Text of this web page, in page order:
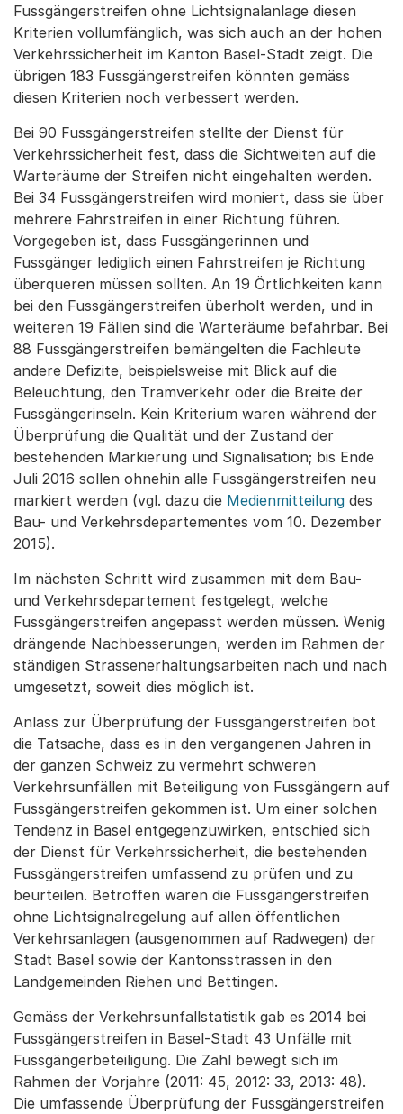
Fussgängerstreifen ohne Lichtsignalanlage diesen
Kriterien vollumfänglich, was sich auch an der hohen
Verkehrssicherheit im Kanton Basel-Stadt zeigt. Die
übrigen 183 Fussgängerstreifen könnten gemäss
diesen Kriterien noch verbessert werden.
Bei 90 Fussgängerstreifen stellte der Dienst für
Verkehrssicherheit fest, dass die Sichtweiten auf die
Warteräume der Streifen nicht eingehalten werden.
Bei 34 Fussgängerstreifen wird moniert, dass sie über
mehrere Fahrstreifen in einer Richtung führen.
Vorgegeben ist, dass Fussgängerinnen und
Fussgänger lediglich einen Fahrstreifen je Richtung
überqueren müssen sollten. An 19 Örtlichkeiten kann
bei den Fussgängerstreifen überholt werden, und in
weiteren 19 Fällen sind die Warteräume befahrbar. Bei
88 Fussgängerstreifen bemängelten die Fachleute
andere Defizite, beispielsweise mit Blick auf die
Beleuchtung, den Tramverkehr oder die Breite der
Fussgängerinseln. Kein Kriterium waren während der
Überprüfung die Qualität und der Zustand der
bestehenden Markierung und Signalisation; bis Ende
Juli 2016 sollen ohnehin alle Fussgängerstreifen neu
markiert werden (vgl. dazu die Medienmitteilung des
Bau- und Verkehrsdepartementes vom 10. Dezember
2015).
Im nächsten Schritt wird zusammen mit dem Bau-
und Verkehrsdepartement festgelegt, welche
Fussgängerstreifen angepasst werden müssen. Wenig
drängende Nachbesserungen, werden im Rahmen der
ständigen Strassenerhaltungsarbeiten nach und nach
umgesetzt, soweit dies möglich ist.
Anlass zur Überprüfung der Fussgängerstreifen bot
die Tatsache, dass es in den vergangenen Jahren in
der ganzen Schweiz zu vermehrt schweren
Verkehrsunfällen mit Beteiligung von Fussgängern auf
Fussgängerstreifen gekommen ist. Um einer solchen
Tendenz in Basel entgegenzuwirken, entschied sich
der Dienst für Verkehrssicherheit, die bestehenden
Fussgängerstreifen umfassend zu prüfen und zu
beurteilen. Betroffen waren die Fussgängerstreifen
ohne Lichtsignalregelung auf allen öffentlichen
Verkehrsanlagen (ausgenommen auf Radwegen) der
Stadt Basel sowie der Kantonsstrassen in den
Landgemeinden Riehen und Bettingen.
Gemäss der Verkehrsunfallstatistik gab es 2014 bei
Fussgängerstreifen in Basel-Stadt 43 Unfälle mit
Fussgängerbeteiligung. Die Zahl bewegt sich im
Rahmen der Vorjahre (2011: 45, 2012: 33, 2013: 48).
Die umfassende Überprüfung der Fussgängerstreifen